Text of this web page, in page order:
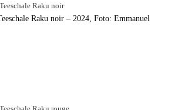
Raku noir – 2024, Foto: Emmanuel